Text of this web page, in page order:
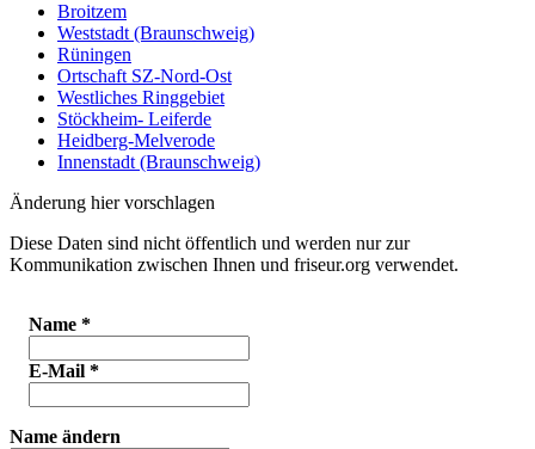
Broitzem
Weststadt (Braunschweig)
Rüningen
Ortschaft SZ-Nord-Ost
Westliches Ringgebiet
Stöckheim- Leiferde
Heidberg-Melverode
Innenstadt (Braunschweig)
Änderung hier vorschlagen
Diese Daten sind nicht öffentlich und werden nur zur
Kommunikation zwischen Ihnen und friseur.org verwendet.
Name *
E-Mail *
Name ändern